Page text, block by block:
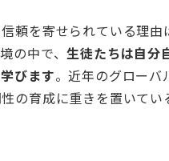
頼を寄せられている理
の中で、生徒たちは自分
びます。近年のグローバ
の育成に重きを置いてい